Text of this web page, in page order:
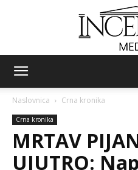
Naslovnica Crna kronika
Crna kronika
MRTAV
UJUTRO: